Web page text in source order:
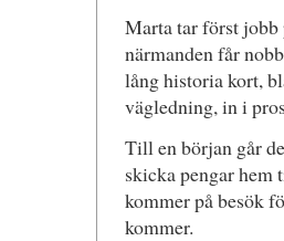
Marta tar först jobb
närmanden får
lång historia kort,
vägledning, in i
Till en början går
skicka pengar hem
kommer på besök
kommer.